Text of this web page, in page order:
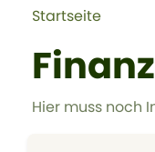
Startseite
Hier muss noch